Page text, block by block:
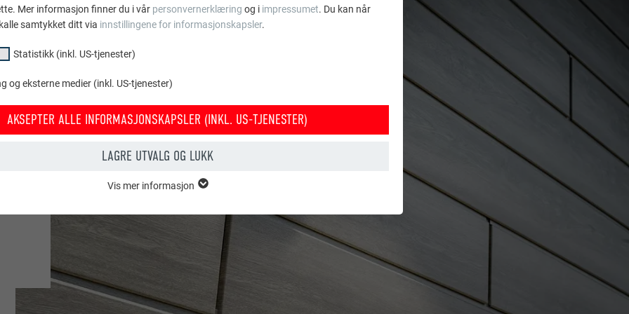
Mer informasjon finner du i vår personvernerklæring og i impressumet. Du kan når
samtykket ditt via innstillingene for informasjonskapsler.
Statistikk (inkl. US-tjenester)
og eksterne medier (inkl. US-tjenester)
AKSEPTER ALLE INFORMASJONSKAPSLER (INKL. US-TJENESTER)
LAGRE UTVALG OG LUKK
fungerer uten problemer.
PHP
Vis informasjon om info.kapsler
US-TJENESTER)
for «statistikk (inkl. US-tjenester)» gir oss et innblikk i hvordan nettstedet brukes.
Vis mer informasjon